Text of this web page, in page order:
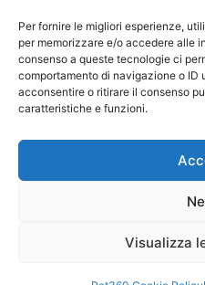
Per fornire le migliori esperienze,
per memorizzare e/o accedere alle
consenso a queste tecnologie ci
comportamento di navigazione o ID
acconsentire o ritirare il consenso
caratteristiche e funzioni.
Visualizza
Seguici
pet
Pet360 Srl –